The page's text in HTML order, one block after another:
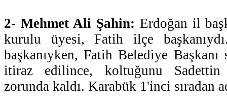
2- Mehmet Ali Şahin: Erdoğan il
kurulu üyesi, Fatih ilçe
başkanıyken, Fatih Belediye
itiraz edilince, koltuğunu Sadettin
zorunda kaldı. Karabük 1'inci sıradan